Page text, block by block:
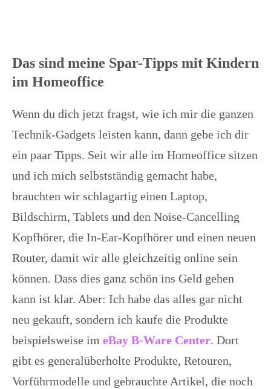
Das sind meine Spar-Tipps mit Kindern
im Homeoffice
Wenn du dich jetzt fragst, wie ich mir die ganzen
Technik-Gadgets leisten kann, dann gebe ich dir
ein paar Tipps. Seit wir alle im Homeoffice sitzen
und ich mich selbstständig gemacht habe,
brauchten wir schlagartig einen Laptop,
Bildschirm, Tablets und den Noise-Cancelling
Kopfhörer, die In-Ear-Kopfhörer und einen neuen
Router, damit wir alle gleichzeitig online sein
können. Dass dies ganz schön ins Geld gehen
kann ist klar. Aber: Ich habe das alles gar nicht
neu gekauft, sondern ich kaufe die Produkte
beispielsweise im eBay B-Ware Center. Dort
gibt es generalüberholte Produkte, Retouren,
Vorführmodelle und gebrauchte Artikel, die noch